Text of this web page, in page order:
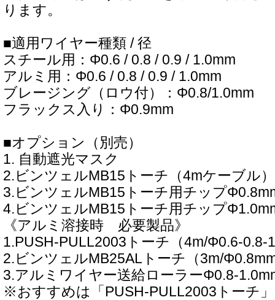
ります。
■適用ワイヤー種類 / 径
スチール用：Φ0.6 / 0.8 / 0.9 / 1.0mm
アルミ用：Φ0.6 / 0.8 / 0.9 / 1.0mm
ブレージング（ロウ付）：Φ0.8/1.0mm
フラックス入り：Φ0.9mm
■オプション（別売）
1. 自動遮光マスク
2.ビンツェルMB15トーチ（4mケーブル）
3.ビンツェルMB15トーチ用チップ
4.ビンツェルMB15トーチ用チップ
《アルミ溶接時 必要製品》
1.PUSH-PULL2003トーチ（4m/Φ0.6-0.8-
2.ビンツェルMB25ALトーチ（3m/
3.アルミワイヤー送給ローラーΦ0.8-
※おすすめは「PUSH-PULL2003トーチ